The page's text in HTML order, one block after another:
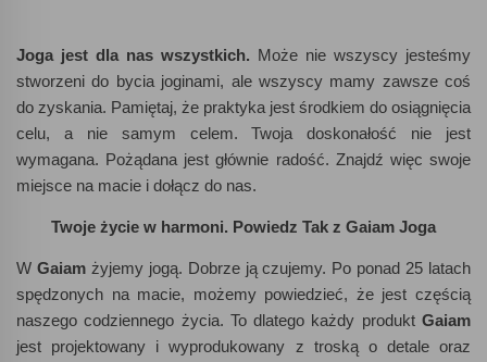
Joga jest dla nas wszystkich. Może nie wszyscy jesteśmy
stworzeni do bycia joginami, ale wszyscy mamy zawsze coś
do zyskania. Pamiętaj, że praktyka jest środkiem do osiągnięcia
celu, a nie samym celem. Twoja doskonałość nie jest
wymagana. Pożądana jest głównie radość. Znajdź więc swoje
miejsce na macie i dołącz do nas.
Twoje życie w harmoni. Powiedz Tak z Gaiam Joga
W Gaiamżyjemy jogą. Dobrze ją czujemy. Po ponad 25 latach
spędzonych na macie, możemy powiedzieć, że jest częścią
naszego codziennego życia. To dlatego każdy produkt Gaiam
jest projektowany i wyprodukowany z troską o detale oraz